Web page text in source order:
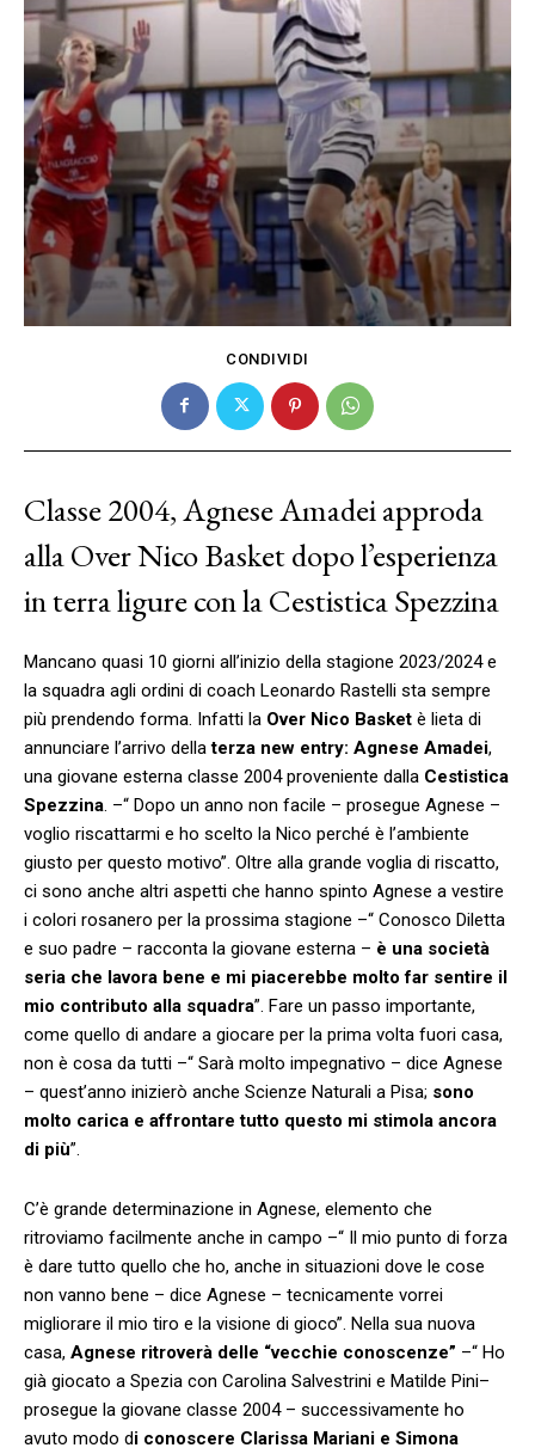
CONDIVIDI
Classe 2004, Agnese Amadei approda
alla Over Nico Basket dopo l’esperienza
in terra ligure con la Cestistica Spezzina
Mancano quasi 10 giorni all’inizio della stagione 2023/2024 e
la squadra agli ordini di coach Leonardo Rastelli sta sempre
più prendendo forma. Infatti la Over Nico Basket è lieta di
annunciare l’arrivo dellaterza new entry: Agnese Amadei,
una giovane esterna classe 2004 proveniente dalla Cestistica
Spezzina. –“ Dopo un anno non facile – prosegue Agnese –
voglio riscattarmi e ho scelto la Nico perché è l’ambiente
giusto per questo motivo”. Oltre alla grande voglia di riscatto,
ci sono anche altri aspetti che hanno spinto Agnese a vestire
i colori rosanero per la prossima stagione –“ Conosco Diletta
e suo padre – racconta la giovane esterna – è una società
seria che lavora bene e mi piacerebbe molto far sentire il
mio contributo alla squadra”. Fare un passo importante,
come quello di andare a giocare per la prima volta fuori casa,
non è cosa da tutti –“ Sarà molto impegnativo – dice Agnese
– quest’anno inizierò anche Scienze Naturali a Pisa; sono
molto carica e affrontare tutto questo mi stimola ancora
di più”.
C’è grande determinazione in Agnese, elemento che
ritroviamo facilmente anche in campo –“ Il mio punto di forza
è dare tutto quello che ho, anche in situazioni dove le cose
non vanno bene – dice Agnese – tecnicamente vorrei
migliorare il mio tiro e la visione di gioco”. Nella sua nuova
casa, Agnese ritroverà delle “vecchie conoscenze” –“ Ho
già giocato a Spezia con Carolina Salvestrini e Matilde Pini–
prosegue la giovane classe 2004 – successivamente ho
avuto modo di conoscere Clarissa Mariani e Simona